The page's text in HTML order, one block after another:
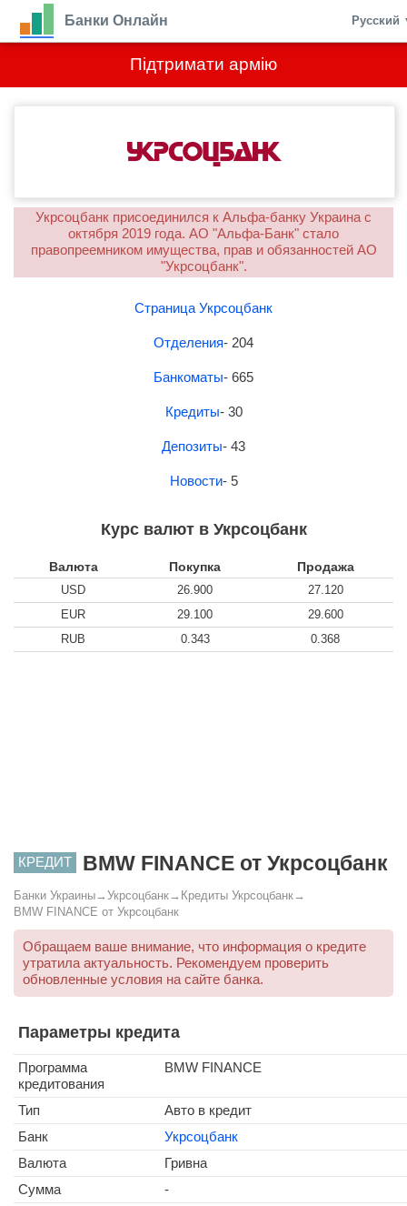
Підтримати армію
Банки Онлайн Русский
Укрсоцбанк присоединился к Альфа-банку Украина с
октября 2019 года. АО "Альфа-Банк" стало
правопреемником имущества, прав и обязанностей АО
"Укрсоцбанк".
Страница Укрсоцбанк
Отделения- 204
Банкоматы- 665
Кредиты- 30
Депозиты- 43
Новости- 5
Курс валют в Укрсоцбанк
Валюта Покупка Продажа
USD 26.900
27.120
EUR
29.100
29.600
RUB
0.343 0.368
КРЕДИТ BMW FINANCE от Укрсоцбанк
Банки Украины→ Укрсоцбанк→ Кредиты Укрсоцбанк→
BMW FINANCE от Укрсоцбанк
Обращаем ваше внимание, что информация о кредите
утратила актуальность. Рекомендуем проверить
обновленные условия на сайте банка.
Параметры кредита
Программа
кредитования
BMW FINANCE
Тип
Авто в кредит
Банк
Укрсоцбанк
Валюта
Гривна
Сумма
-